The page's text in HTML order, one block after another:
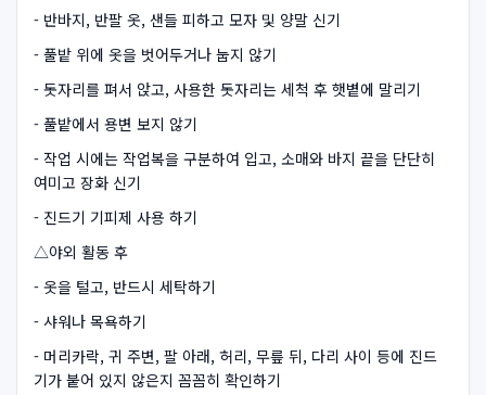
- 반바지, 반팔 옷, 샌들 피하고 모자 및 양말 신기
- 풀밭 위에 옷을 벗어두거나 눕지 않기
- 돗자리를 펴서 앉고, 사용한 돗자리는 세척 후 햇볕에 말리기
- 풀밭에서 용변 보지 않기
- 작업 시에는 작업복을 구분하여 입고, 소매와 바지 끝을 단단히
여미고 장화 신기
- 진드기 기피제 사용 하기
△야외 활동 후
- 옷을 털고, 반드시 세탁하기
- 샤워나 목욕하기
- 머리카락, 귀 주변, 팔 아래, 허리, 무릎 뒤, 다리 사이 등에 진드
기가 붙어 있지 않은지 꼼꼼히 확인하기